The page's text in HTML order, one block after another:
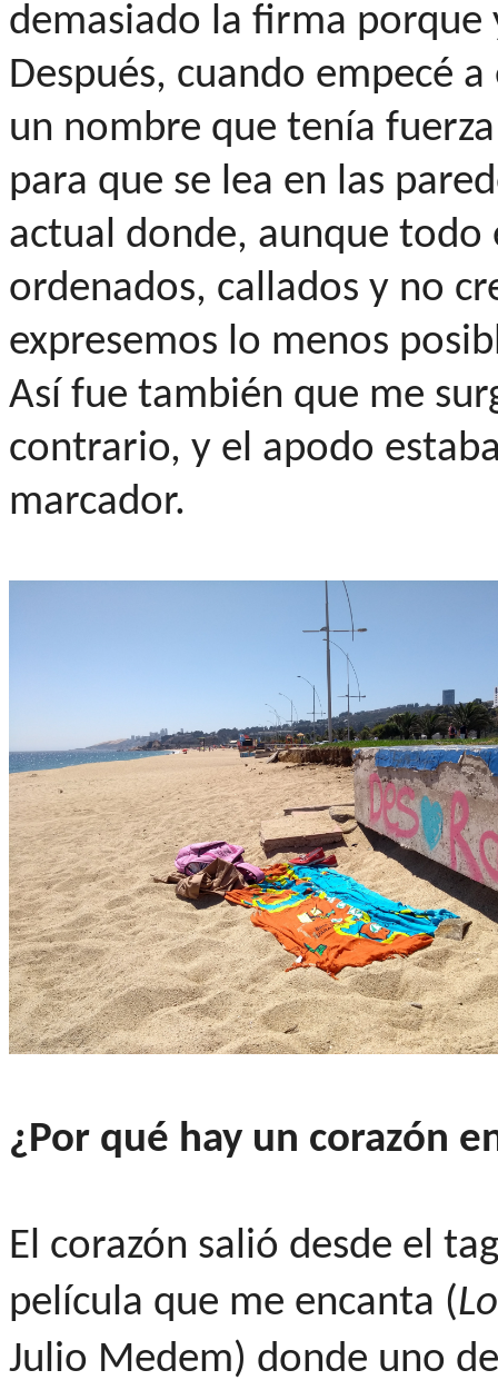
demasiado la firma porque
Después, cuando empecé
un nombre que tenía
para que se lea en las
actual donde, aunque todo
ordenados, callados y no
expresemos lo menos
Así fue también que me
contrario, y el apodo
marcador.
¿Por qué hay un corazón
El corazón salió desde el
película que me encanta (
Julio Medem) donde uno